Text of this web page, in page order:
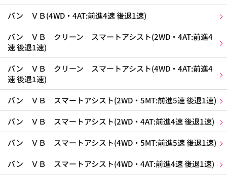
バン ＶＢ(4WD・4AT:前進4速 後退1速)
バン ＶＢ クリーン スマートアシスト(2WD・4AT:前進4
速 後退1速)
バン ＶＢ クリーン スマートアシスト(4WD・4AT:前進4
速 後退1速)
バン ＶＢ スマートアシスト(2WD・5MT:前進5速 後退1速)
バン ＶＢ スマートアシスト(2WD・4AT:前進4速 後退1速)
バン ＶＢ スマートアシスト(4WD・5MT:前進5速 後退1速)
バン ＶＢ スマートアシスト(4WD・4AT:前進4速 後退1速)